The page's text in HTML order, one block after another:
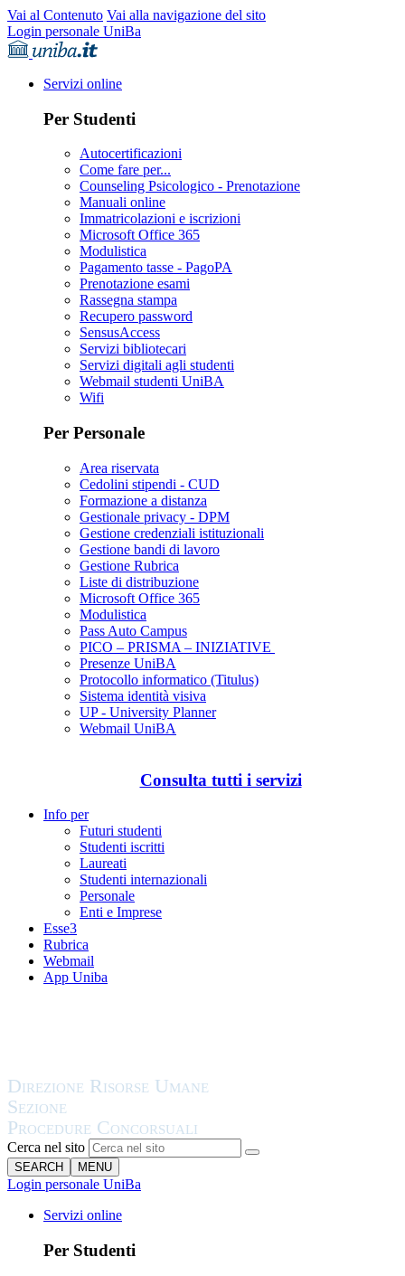
Vai al Contenuto Vai alla navigazione del sito
Login personale UniBa
Servizi online
Per Studenti
Autocertificazioni
Come fare per...
Counseling Psicologico - Prenotazione
Manuali online
Immatricolazioni e iscrizioni
Microsoft Office 365
Modulistica
Pagamento tasse - PagoPA
Prenotazione esami
Rassegna stampa
Recupero password
SensusAccess
Servizi bibliotecari
Servizi digitali agli studenti
Webmail studenti UniBA
Wifi
Per Personale
Area riservata
Cedolini stipendi - CUD
Formazione a distanza
Gestionale privacy - DPM
Gestione credenziali istituzionali
Gestione bandi di lavoro
Gestione Rubrica
Liste di distribuzione
Microsoft Office 365
Modulistica
Pass Auto Campus
PICO – PRISMA – INIZIATIVE
Presenze UniBA
Protocollo informatico (Titulus)
Sistema identità visiva
UP - University Planner
Webmail UniBA
Consulta tutti i servizi
Info per
Futuri studenti
Studenti iscritti
Laureati
Studenti internazionali
Personale
Enti e Imprese
Esse3
Rubrica
Webmail
App Uniba
Cerca nel sito
SEARCH MENU
Login personale UniBa
Servizi online
Per Studenti